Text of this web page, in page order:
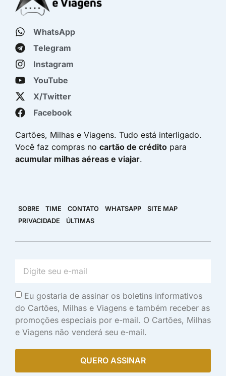
WhatsApp
Telegram
Instagram
YouTube
X/Twitter
Facebook
Cartões, Milhas e Viagens. Tudo está interligado.
Você faz compras no cartão de crédito para
acumular milhas aéreas e viajar.
SOBRE TIME CONTATO WHATSAPP
SITE MAP
PRIVACIDADE
ÚLTIMAS
Eu gostaria de assinar os boletins informativos
do Cartões, Milhas e Viagens e também receber as
promoções especiais por e-mail. O Cartões, Milhas
e Viagens não venderá seu e-mail.
QUERO ASSINAR